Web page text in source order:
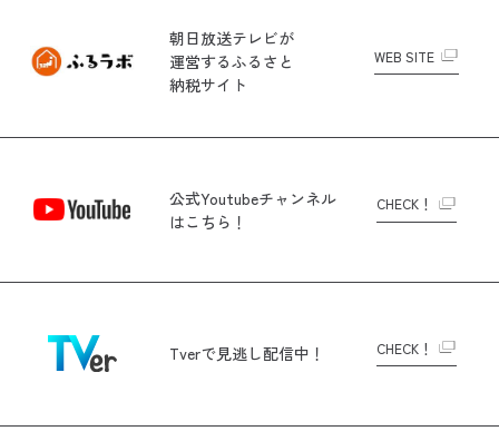
朝日放送テレビが
運営するふるさと
納税サイト
WEB SITE
公式Youtubeチャンネル
はこちら！
CHECK！
Tverで見逃し配信中！ CHECK！